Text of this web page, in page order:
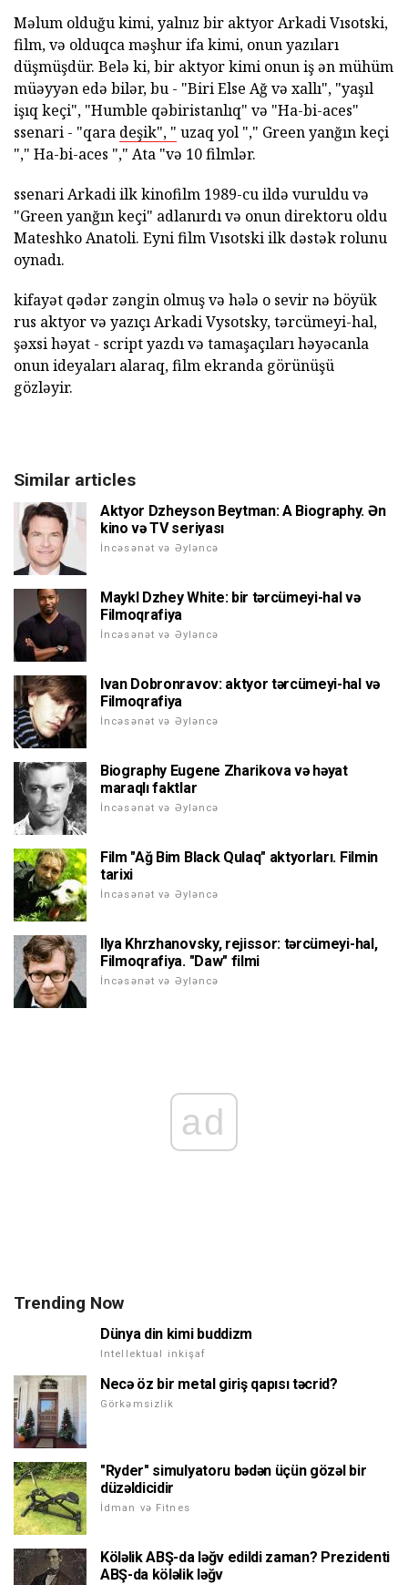
Məlum olduğu kimi, yalnız bir aktyor Arkadi Vısotski,
film, və olduqca məşhur ifa kimi, onun yazıları
düşmüşdür. Belə ki, bir aktyor kimi onun iş ən mühüm
müəyyən edə bilər, bu - "Biri Else Ağ və xallı", "yaşıl
işıq keçi", "Humble qəbiristanlıq" və "Ha-bi-aces"
ssenari - "qara deşik", " uzaq yol "," Green yanğın keçi
"," Ha-bi-aces "," Ata "və 10 filmlər.
ssenari Arkadi ilk kinofilm 1989-cu ildə vuruldu və
"Green yanğın keçi" adlanırdı və onun direktoru oldu
Mateshko Anatoli. Eyni film Vısotski ilk dəstək rolunu
oynadı.
kifayət qədər zəngin olmuş və hələ o sevir nə böyük
rus aktyor və yazıçı Arkadi Vysotsky, tərcümeyi-hal,
şəxsi həyat - script yazdı və tamaşaçıları həyəcanla
onun ideyaları alaraq, film ekranda görünüşü
gözləyir.
Similar articles
Aktyor Dzheyson Beytman: A Biography. Ən
kino və TV seriyası
İncəsənət və Əyləncə
Maykl Dzhey White: bir tərcümeyi-hal və
Filmoqrafiya
İncəsənət və Əyləncə
Ivan Dobronravov: aktyor tərcümeyi-hal və
Filmoqrafiya
İncəsənət və Əyləncə
Biography Eugene Zharikova və həyat
maraqlı faktlar
İncəsənət və Əyləncə
Film "Ağ Bim Black Qulaq" aktyorları. Filmin
tarixi
İncəsənət və Əyləncə
Ilya Khrzhanovsky, rejissor: tərcümeyi-hal,
Filmoqrafiya. "Daw" filmi
İncəsənət və Əyləncə
ad
Trending Now
Dünya din kimi buddizm
Intellektual inkişaf
Necə öz bir metal giriş qapısı təcrid?
Görkəmsizlik
"Ryder" simulyatoru bədən üçün gözəl bir
düzəldicidir
İdman və Fitnes
Köləlik ABŞ-da ləğv edildi zaman? Prezidenti
ABŞ-da köləlik ləğv